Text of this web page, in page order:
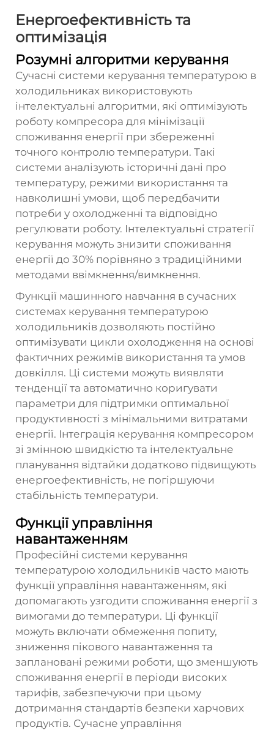
Енергоефективність та
оптимізація
Розумні алгоритми керування
Сучасні системи керування температурою в
холодильниках використовують
інтелектуальні алгоритми, які оптимізують
роботу компресора для мінімізації
споживання енергії при збереженні
точного контролю температури. Такі
системи аналізують історичні дані про
температуру, режими використання та
навколишні умови, щоб передбачити
потреби у охолодженні та відповідно
регулювати роботу. Інтелектуальні стратегії
керування можуть знизити споживання
енергії до 30% порівняно з традиційними
методами ввімкнення/вимкнення.
Функції машинного навчання в сучасних
системах керування температурою
холодильників дозволяють постійно
оптимізувати цикли охолодження на основі
фактичних режимів використання та умов
довкілля. Ці системи можуть виявляти
тенденції та автоматично коригувати
параметри для підтримки оптимальної
продуктивності з мінімальними витратами
енергії. Інтеграція керування компресором
зі змінною швидкістю та інтелектуальне
планування відтайки додатково підвищують
енергоефективність, не погіршуючи
стабільність температури.
Функції управління
навантаженням
Професійні системи керування
температурою холодильників часто мають
функції управління навантаженням, які
допомагають узгодити споживання енергії з
вимогами до температури. Ці функції
можуть включати обмеження попиту,
зниження пікового навантаження та
заплановані режими роботи, що зменшують
споживання енергії в періоди високих
тарифів, забезпечуючи при цьому
дотримання стандартів безпеки харчових
продуктів. Сучасне управління